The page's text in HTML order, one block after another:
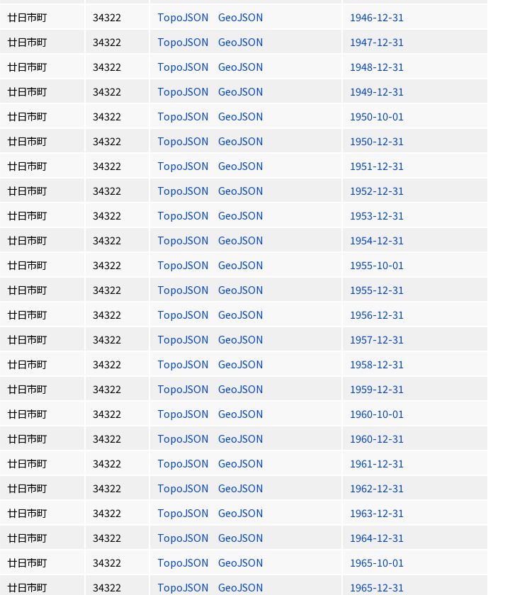
廿日市町 34322 TopoJSON GeoJSON
1946-12-31
廿日市町 34322 TopoJSON GeoJSON
1947-12-31
廿日市町 34322 TopoJSON GeoJSON
1948-12-31
廿日市町 34322 TopoJSON GeoJSON
1949-12-31
廿日市町 34322 TopoJSON GeoJSON
1950-10-01
廿日市町 34322 TopoJSON GeoJSON
1950-12-31
廿日市町 34322 TopoJSON GeoJSON
1951-12-31
廿日市町 34322 TopoJSON GeoJSON
1952-12-31
廿日市町 34322 TopoJSON GeoJSON
1953-12-31
廿日市町 34322 TopoJSON GeoJSON
1954-12-31
廿日市町 34322 TopoJSON GeoJSON
1955-10-01
廿日市町 34322 TopoJSON GeoJSON
1955-12-31
廿日市町 34322 TopoJSON GeoJSON
1956-12-31
廿日市町 34322 TopoJSON GeoJSON
1957-12-31
廿日市町 34322 TopoJSON GeoJSON
1958-12-31
廿日市町 34322 TopoJSON GeoJSON
1959-12-31
廿日市町 34322 TopoJSON GeoJSON
1960-10-01
廿日市町 34322 TopoJSON GeoJSON
1960-12-31
廿日市町 34322 TopoJSON GeoJSON
1961-12-31
廿日市町 34322 TopoJSON GeoJSON
1962-12-31
廿日市町 34322 TopoJSON GeoJSON
1963-12-31
廿日市町 34322 TopoJSON GeoJSON
1964-12-31
廿日市町 34322 TopoJSON GeoJSON
1965-10-01
廿日市町 34322 TopoJSON GeoJSON 1965-12-31